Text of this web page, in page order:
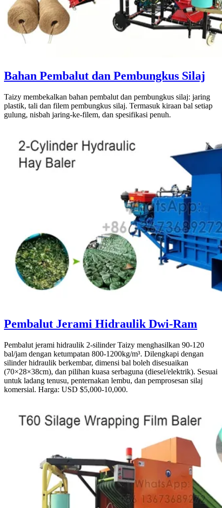
Bahan Pembalut dan Pembungkus Silaj
Taizy membekalkan bahan pembalut dan pembungkus silaj: jaring
plastik, tali dan filem pembungkus silaj. Termasuk kiraan bal setiap
gulung, nisbah jaring-ke-filem, dan spesifikasi penuh.
Pembalut Jerami Hidraulik Dwi-Ram
Pembalut jerami hidraulik 2-silinder Taizy menghasilkan 90-120
bal/jam dengan ketumpatan 800-1200kg/m³. Dilengkapi dengan
silinder hidraulik berkembar, dimensi bal boleh disesuaikan
(70×28×38cm), dan pilihan kuasa serbaguna (diesel/elektrik). Sesuai
untuk ladang tenusu, penternakan lembu, dan pemprosesan silaj
komersial. Harga: USD $5,000-10,000.